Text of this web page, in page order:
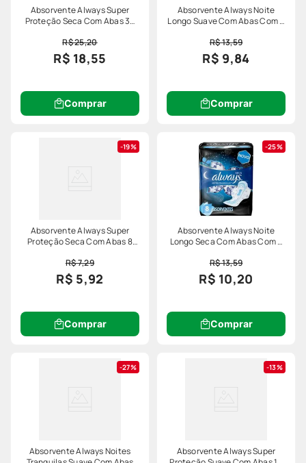
Absorvente Always Super
Proteção Seca Com Abas 32
R$ 25,20
R$ 18,55
Comprar
Absorvente Always Noite
Longo Suave Com Abas Com 8
R$ 13,59
R$ 9,84
Comprar
19%
Absorvente Always Super
Proteção Seca Com Abas 8
R$ 7,29
R$ 5,92
Comprar
25%
Absorvente Always Noite
Longo Seca Com Abas Com 8
R$ 13,59
R$ 10,20
Comprar
27%
Absorvente Always Noites
13%
Absorvente Always Super